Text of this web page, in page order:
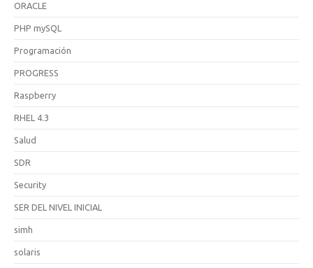
ORACLE
PHP mySQL
Programación
PROGRESS
Raspberry
RHEL 4.3
Salud
SDR
Security
SER DEL NIVEL INICIAL
simh
solaris